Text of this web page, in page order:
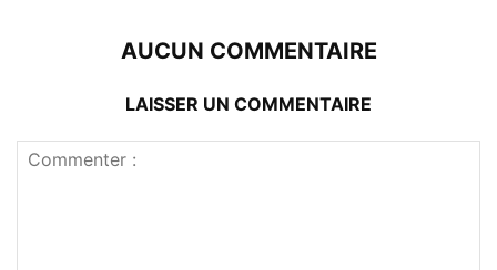
AUCUN COMMENTAIRE
LAISSER UN COMMENTAIRE